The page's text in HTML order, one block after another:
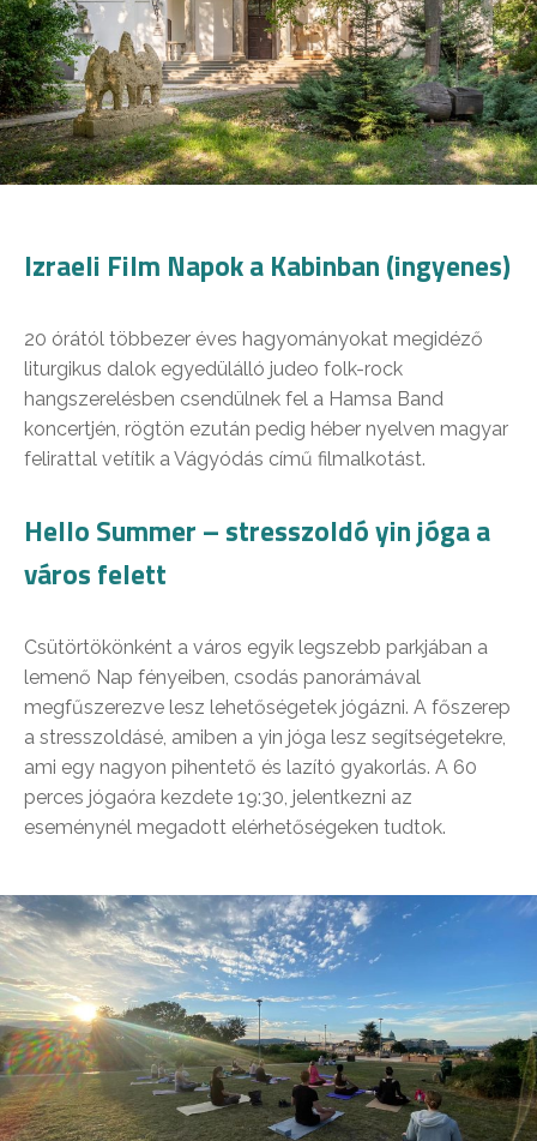
Izraeli Film Napok a Kabinban (ingyenes)
20 órától többezer éves hagyományokat megidéző
liturgikus dalok egyedülálló judeo folk-rock
hangszerelésben csendülnek fel a Hamsa Band
koncertjén, rögtön ezután pedig héber nyelven magyar
felirattal vetítik a Vágyódás című filmalkotást.
Hello Summer – stresszoldó yin jóga a
város felett
Csütörtökönként a város egyik legszebb parkjában a
lemenő Nap fényeiben, csodás panorámával
megfűszerezve lesz lehetőségetek jógázni. A főszerep
a stresszoldásé, amiben a yin jóga lesz segítségetekre,
ami egy nagyon pihentető és lazító gyakorlás. A 60
perces jógaóra kezdete 19:30, jelentkezni az
eseménynél megadott elérhetőségeken tudtok.